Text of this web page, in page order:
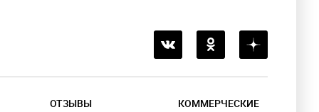
ОТЗЫВЫ КОММЕРЧЕСКИЕ